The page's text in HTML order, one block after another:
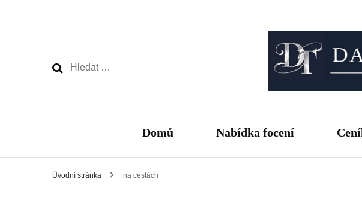
Vyhledávání
Fotograf pro
Domů Nabídka focení
Úvodní stránka na cestách